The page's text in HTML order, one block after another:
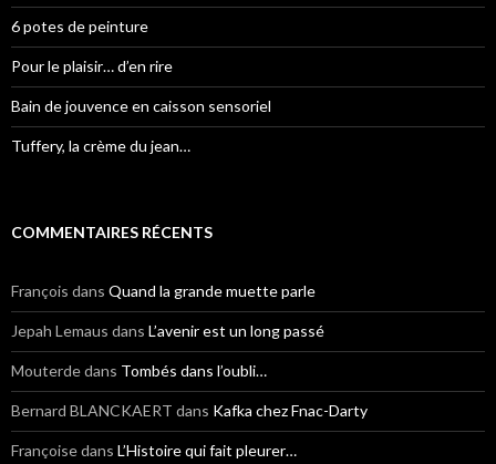
6 potes de peinture
Pour le plaisir… d’en rire
Bain de jouvence en caisson sensoriel
Tuffery, la crème du jean…
COMMENTAIRES RÉCENTS
François dans Quand la grande muette parle
Jepah Lemaus dans L’avenir est un long passé
Mouterdedans Tombés dans l’oubli…
Bernard BLANCKAERT dans Kafka chez Fnac-Darty
Françoisedans L’Histoire qui fait pleurer…